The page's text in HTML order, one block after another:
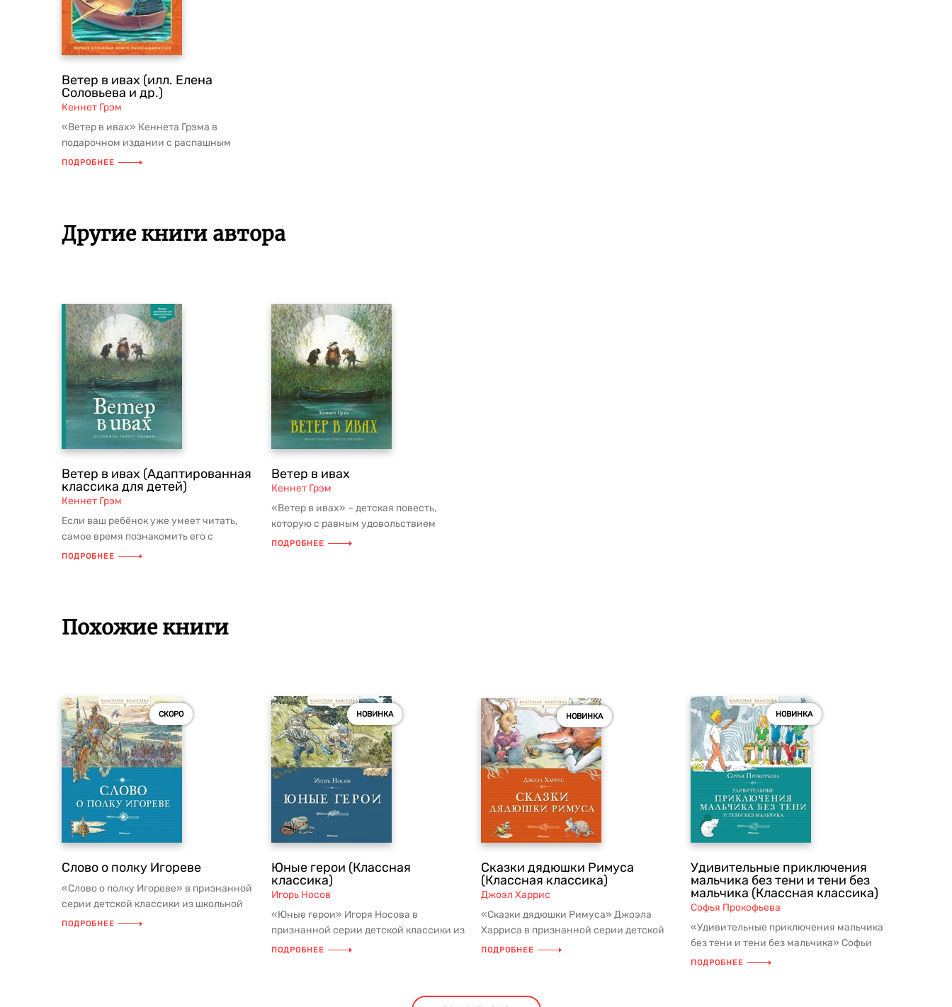
Ветер в ивах (илл. Елена
Соловьева и др.)
Кеннет Грэм
«Ветер в ивах» Кеннета Грэма в
подарочном издании с распашным
форзацем в новой серии
ПОДРОБНЕЕ
Другие книги автора
Ветер в ивах (Адаптированная
классика для детей)
Кеннет Грэм
Если ваш ребёнок уже умеет читать,
самое время познакомить его с
шедеврами детской литературы. А что...
ПОДРОБНЕЕ
Ветер в ивах
Кеннет Грэм
«Ветер в ивах» – детская повесть,
которую с равным удовольствием
читают дети и взрослые. Написанная ...
ПОДРОБНЕЕ
Похожие книги
СКОРО
Слово о полку Игореве
«Слово о полку Игореве» в признанной
серии детской классики из школьной
программы и списков внекласс...
ПОДРОБНЕЕ
НОВИНКА
Юные герои (Классная
классика)
Игорь Носов
«Юные герои» Игоря Носова в
признанной серии детской классики из
школьной программы и списков
ПОДРОБНЕЕ
НОВИНКА
Сказки дядюшки Римуса
(Классная классика)
Джоэл Харрис
«Сказки дядюшки Римуса» Джоэла
Харриса в признанной серии детской
классики из школьной программы и с...
ПОДРОБНЕЕ
НОВИНКА
Удивительные приключения
мальчика без тени и тени без
мальчика (Классная классика)
Софья Прокофьева
«Удивительные приключения мальчика
без тени и тени без мальчика» Софьи
Прокофьевой в признанной сери...
ПОДРОБНЕЕ